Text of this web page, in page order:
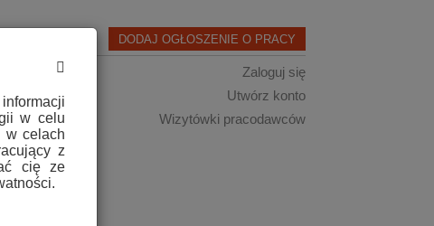
w celu
w celach
z
cię ze
DODAJ OGŁOSZENIE O PRACY
Zaloguj się
Utwórz konto
Wizytówki pracodawców